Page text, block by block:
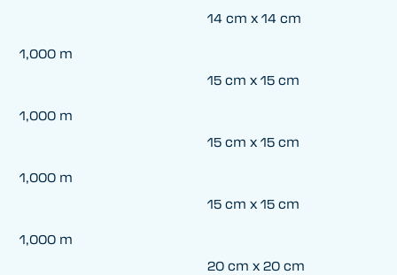
1,000 m
1,000 m
1,000 m
1,000 m
14 cm x 14 cm
15 cm x 15 cm
15 cm x 15 cm
15 cm x 15 cm
20 cm x 20 cm